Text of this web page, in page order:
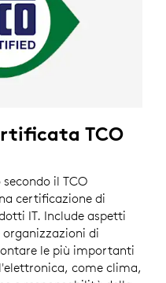
TCO
il TCO
certificazione di
IT. Include aspetti
di
le più importanti
come clima,